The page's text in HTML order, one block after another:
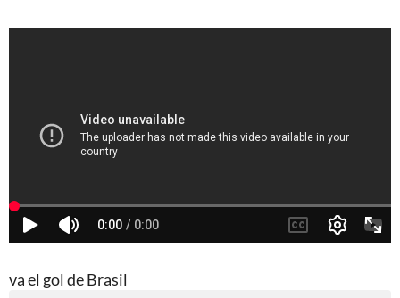
va el gol de Brasil